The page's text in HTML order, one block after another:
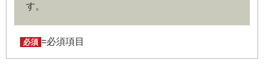
ユーザー名およびパスワードの利用、管理は会員の自己責
任において行うものとします。会員は、ユーザー名および
パスワードの第三者への漏洩、利用許諾、貸与、譲渡、名
す。
必須 =必須項目